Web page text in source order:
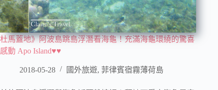
杜馬蓋地》阿波島跳島浮潛看海龜！充滿海龜環繞的驚喜
感動 Apo Island♥♥
2018-05-28 國外旅遊, 菲律賓宿霧薄荷島